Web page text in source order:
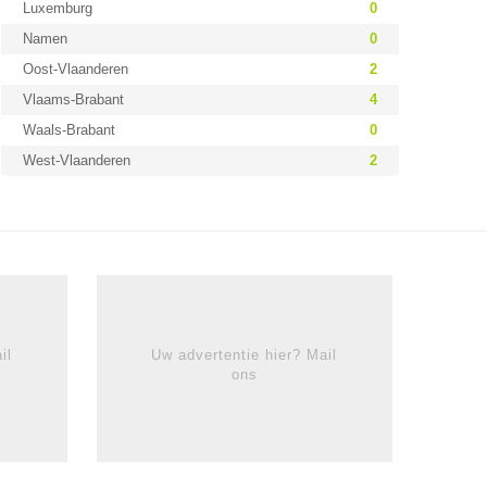
Luxemburg
0
Namen
0
Oost-Vlaanderen
2
Vlaams-Brabant
4
Waals-Brabant
0
West-Vlaanderen
2
Uw advertentie hier? Mail
ons